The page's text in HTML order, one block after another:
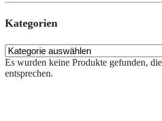
Kate­go­rien
Es wur­den kei­ne Pro­duk­te gefun­den,
entsprechen.